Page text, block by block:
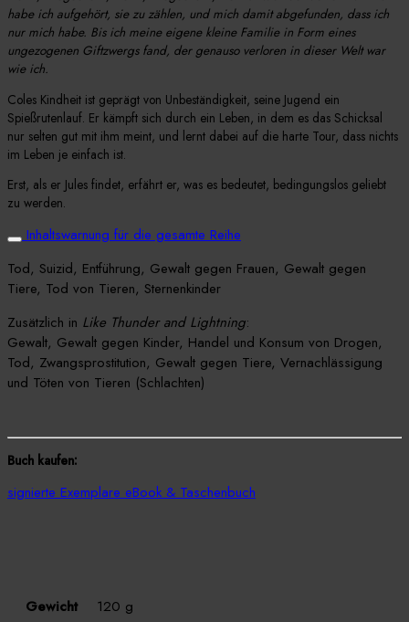
habe ich aufgehört, sie zu zählen, und mich damit abgefunden, dass ich
nur mich habe. Bis ich meine eigene kleine Familie in Form eines
ungezogenen Giftzwergs fand, der genauso verloren in dieser Welt war
wie ich.
Coles Kindheit ist geprägt von Unbeständigkeit, seine Jugend ein
Spießrutenlauf. Er kämpft sich durch ein Leben, in dem es das Schicksal
nur selten gut mit ihm meint, und lernt dabei auf die harte Tour, dass nichts
im Leben je einfach ist.
Erst, als er Jules findet, erfährt er, was es bedeutet, bedingungslos geliebt
zu werden.
Inhaltswarnung für die gesamte Reihe
Tod, Suizid, Entführung, Gewalt gegen Frauen, Gewalt gegen
Tiere, Tod von Tieren, Sternenkinder
Zusätzlich in Like Thunder and Lightning:
Gewalt, Gewalt gegen Kinder, Handel und Konsum von Drogen,
Tod, Zwangsprostitution, Gewalt gegen Tiere, Vernachlässigung
und Töten von Tieren (Schlachten)
Buch kaufen:
signierte Exemplare eBook & Taschenbuch
Gewicht
120 g